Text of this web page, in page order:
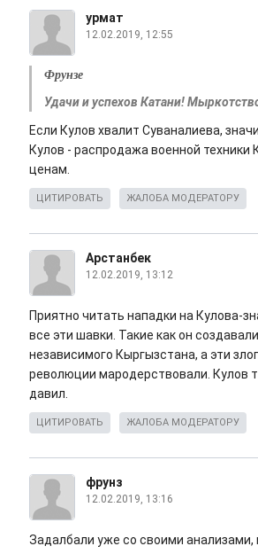
урмат
12.02.2019, 12:55
Фрунзе
Удачи и успехов Катани!
Если Кулов хвалит Суваналиева,
Кулов - распродажа военной техники
ценам.
ЦИТИРОВАТЬ ЖАЛОБА МОДЕРАТОРУ
Арстанбек
12.02.2019, 13:12
Приятно читать нападки на Кулова-
все эти шавки. Такие как он
независимого Кыргызстана, а эти
революции мародерствовали. Кулов
давил.
ЦИТИРОВАТЬ ЖАЛОБА МОДЕРАТОРУ
фрунз
12.02.2019, 13:16
Задалбали уже со своими анализами,